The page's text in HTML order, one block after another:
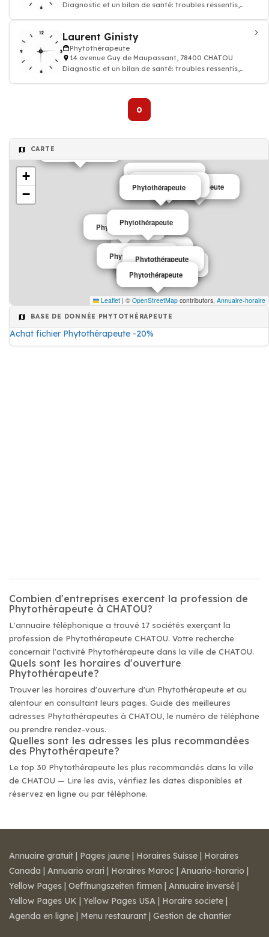
Diagnostic et un bilan de santé: troubles ressentis,
Laurent Ginisty
Phytothérapeute
14 avenue Guy de Maupassant, 78400 CHATOU
Diagnostic et un bilan de santé: troubles ressentis,
0
CARTE
Phytothérapeute
Phytothérapeute
Phytothérapeute
Phytothérapeute
Phytothérapeute
Phytothérapeute
Phytothérapeute
Phytothérapeute
Phytothérapeute
Phytothérapeute
PhytothérapeutePhytothérapeute
Phytothérapeute
Phytothérapeute
Phytothérapeute
Phytothérapeute
+
−
Leaflet | © OpenStreetMap contributors, Annuaire-horaire
BASE DE DONNÉE PHYTOTHÉRAPEUTE
Achat fichier Phytothérapeute -20%
Combien d'entreprises exercent la profession de
Phytothérapeute à CHATOU?
L'annuaire téléphonique a trouvé 17 sociétés exerçant la
profession de Phytothérapeute CHATOU. Votre recherche
concernait l'activité Phytothérapeute dans la ville de CHATOU.
Quels sont les horaires d'ouverture
Phytothérapeute?
Trouver les horaires d'ouverture d'un Phytothérapeute et au
alentour en consultant leurs pages. Guide des meilleures
adresses Phytothérapeutes à CHATOU, le numéro de téléphone
ou prendre rendez-vous.
Quelles sont les adresses les plus recommandées
des Phytothérapeute?
Le top 30 Phytothérapeute les plus recommandés dans la ville
de CHATOU — Lire les avis, vérifiez les dates disponibles et
réservez en ligne ou par téléphone.
Annuaire gratuit | Pages jaune | Horaires Suisse | Horaires
Canada | Annuario orari | Horaires Maroc | Anuario-horario |
Yellow Pages | Oeffnungszeiten firmen | Annuaire inversé |
Yellow Pages UK | Yellow Pages USA | Horaire societe |
Agenda en ligne | Menu restaurant | Gestion de chantier